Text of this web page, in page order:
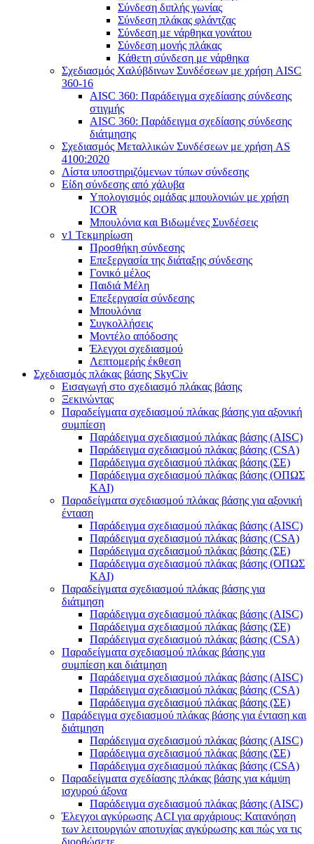
Σύνδεση διπλής γωνίας
Σύνδεση πλάκας φλάντζας
Σύνδεση με νάρθηκα γονάτου
Σύνδεση μονής πλάκας
Κάθετη σύνδεση με νάρθηκα
Σχεδιασμός Χαλύβδινων Συνδέσεων με χρήση AISC
360-16
AISC 360: Παράδειγμα σχεδίασης σύνδεσης
στιγμής
AISC 360: Παράδειγμα σχεδίασης σύνδεσης
διάτμησης
Σχεδιασμός Μεταλλικών Συνδέσεων με χρήση AS
4100:2020
Λίστα υποστηριζόμενων τύπων σύνδεσης
Είδη σύνδεσης από χάλυβα
Υπολογισμός ομάδας μπουλονιών με χρήση
ICOR
Μπουλόνια και Βιδωμένες Συνδέσεις
v1 Τεκμηρίωση
Προσθήκη σύνδεσης
Επεξεργασία της διάταξης σύνδεσης
Γονικό μέλος
Παιδιά Μέλη
Επεξεργασία σύνδεσης
Μπουλόνια
Συγκολλήσεις
Μοντέλο απόδοσης
Έλεγχοι σχεδιασμού
Λεπτομερής έκθεση
Σχεδιασμός πλάκας βάσης SkyCiv
Εισαγωγή στο σχεδιασμό πλάκας βάσης
Ξεκινώντας
Παραδείγματα σχεδιασμού πλάκας βάσης για αξονική
συμπίεση
Παράδειγμα σχεδιασμού πλάκας βάσης (AISC)
Παράδειγμα σχεδιασμού πλάκας βάσης (CSA)
Παράδειγμα σχεδιασμού πλάκας βάσης (ΣΕ)
Παράδειγμα σχεδιασμού πλάκας βάσης (ΟΠΩΣ
ΚΑΙ)
Παραδείγματα σχεδιασμού πλάκας βάσης για αξονική
ένταση
Παράδειγμα σχεδιασμού πλάκας βάσης (AISC)
Παράδειγμα σχεδιασμού πλάκας βάσης (CSA)
Παράδειγμα σχεδιασμού πλάκας βάσης (ΣΕ)
Παράδειγμα σχεδιασμού πλάκας βάσης (ΟΠΩΣ
ΚΑΙ)
Παραδείγματα σχεδιασμού πλάκας βάσης για
διάτμηση
Παράδειγμα σχεδιασμού πλάκας βάσης (AISC)
Παράδειγμα σχεδιασμού πλάκας βάσης (ΣΕ)
Παράδειγμα σχεδιασμού πλάκας βάσης (CSA)
Παραδείγματα σχεδιασμού πλάκας βάσης για
συμπίεση και διάτμηση
Παράδειγμα σχεδιασμού πλάκας βάσης (AISC)
Παράδειγμα σχεδιασμού πλάκας βάσης (CSA)
Παράδειγμα σχεδιασμού πλάκας βάσης (ΣΕ)
Παράδειγμα σχεδιασμού πλάκας βάσης για ένταση και
διάτμηση
Παράδειγμα σχεδιασμού πλάκας βάσης (AISC)
Παράδειγμα σχεδιασμού πλάκας βάσης (ΣΕ)
Παράδειγμα σχεδιασμού πλάκας βάσης (CSA)
Παραδείγματα σχεδίασης πλάκας βάσης για κάμψη
ισχυρού άξονα
Παράδειγμα σχεδιασμού πλάκας βάσης (AISC)
Έλεγχοι αγκύρωσης ACI για αρχάριους: Κατανόηση
των λειτουργιών αποτυχίας αγκύρωσης και πώς να τις